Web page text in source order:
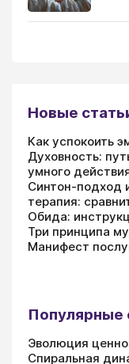
Новые
Как успокоить
Духовность:
умного
Синтон-подход
терапия:
Обида:
Три принципа
Манифест
Популярные
Эволюция
Спиральная